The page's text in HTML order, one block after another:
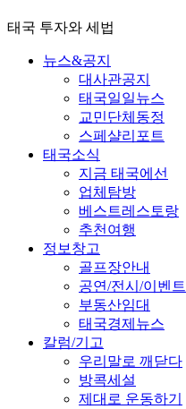
태국 투자와 세법
뉴스&공지
대사관공지
태국일일뉴스
교민단체동정
스페샬리포트
태국소식
지금 태국에선
업체탐방
베스트레스토랑
추천여행
정보창고
골프장안내
공연/전시/이벤트
부동산임대
태국경제뉴스
칼럼/기고
우리말로 깨닫다
방콕세설
제대로 운동하기